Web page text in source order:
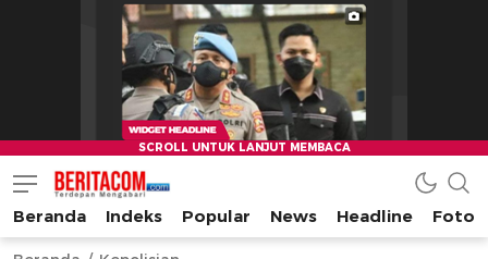
beritacom.com
bestnews
Beranda Indeks Popular News Headline Foto